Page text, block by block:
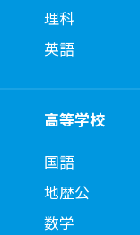
理科
英語
高等学校
国語
地歴公
数学